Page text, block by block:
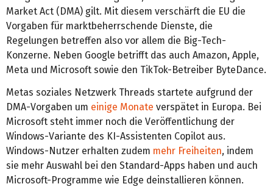
Market Act (DMA) gilt. Mit diesem verschärft die EU die
Vorgaben für marktbeherrschende Dienste, die
Regelungen betreffen also vor allem die Big-Tech-
Konzerne. Neben Google betrifft das auch Amazon, Apple,
Meta und Microsoft sowie den TikTok-Betreiber ByteDance.
Metas soziales Netzwerk Threads startete aufgrund der
DMA-Vorgaben um einige Monate verspätet in Europa. Bei
Microsoft steht immer noch die Veröffentlichung der
Windows-Variante des KI-Assistenten Copilot aus.
Windows-Nutzer erhalten zudem mehr Freiheiten, indem
sie mehr Auswahl bei den Standard-Apps haben und auch
Microsoft-Programme wie Edge deinstallieren können.